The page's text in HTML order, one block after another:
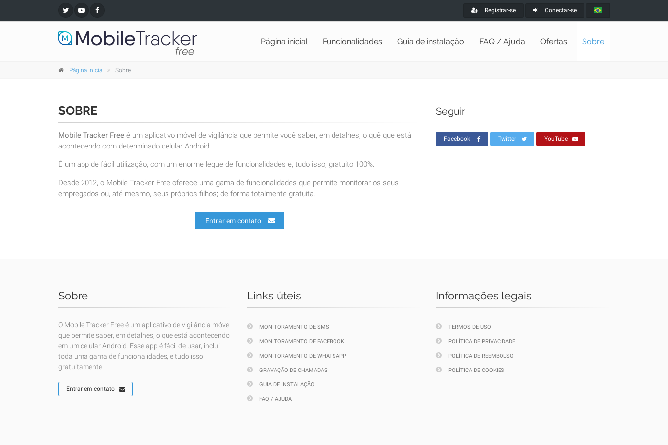
Registrar-se Conectar-se
Página inicial Funcionalidades Guia de instalação FAQ / Ajuda Ofertas Sobre
Página inicial Sobre
SOBRE
Mobile Tracker Free é um aplicativo móvel de vigilância que permite você saber, em detalhes, o quê que está
acontecendo com determinado celular Android.
É um app de fácil utilização, com um enorme leque de funcionalidades e, tudo isso, gratuito 100%.
Desde 2012, o Mobile Tracker Free oferece uma gama de funcionalidades que permite monitorar os seus
empregados ou, até mesmo, seus próprios filhos; de forma totalmente gratuita.
Entrar em contato
Seguir
Facebook Twitter YouTube
Sobre
O Mobile Tracker Free é um aplicativo de vigilância móvel
que permite saber, em detalhes, o que está acontecendo
em um celular Android. Esse app é fácil de usar, inclui
toda uma gama de funcionalidades, e tudo isso
gratuitamente.
Entrar em contato
Links úteis
MONITORAMENTO DE SMS
MONITORAMENTO DE FACEBOOK
MONITORAMENTO DE WHATSAPP
GRAVAÇÃO DE CHAMADAS
GUIA DE INSTALAÇÃO
FAQ / AJUDA
Informações legais
TERMOS DE USO
POLÍTICA DE PRIVACIDADE
POLÍTICA DE REEMBOLSO
POLÍTICA DE COOKIES